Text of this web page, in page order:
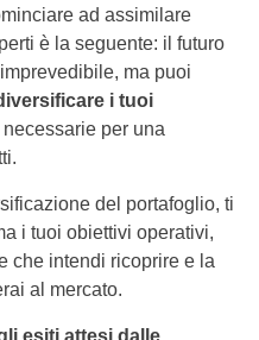
ad assimilare
è la seguente: il futuro
ma puoi
i tuoi
per una
del portafoglio, ti
i tuoi obiettivi operativi,
che intendi ricoprire e la
al mercato.